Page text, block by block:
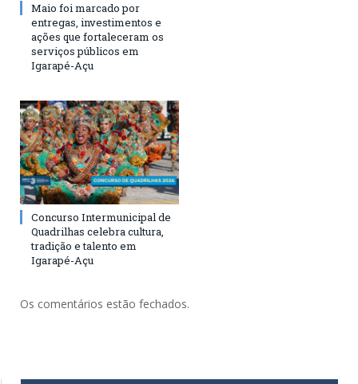
Maio foi marcado por
entregas, investimentos e
ações que fortaleceram os
serviços públicos em
Igarapé-Açu
Concurso Intermunicipal de
Quadrilhas celebra cultura,
tradição e talento em
Igarapé-Açu
Os comentários estão fechados.